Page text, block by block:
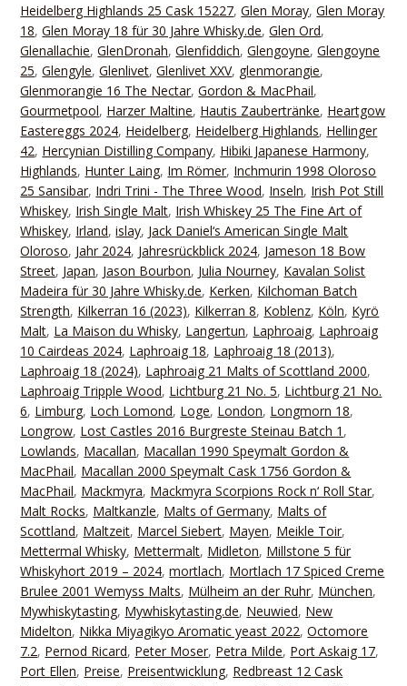
Heidelberg Highlands 25 Cask 15227,Glen Moray,Glen Moray
18,Glen Moray 18 für 30 Jahre Whisky.de,Glen Ord,
Glenallachie,GlenDronah,Glenfiddich,Glengoyne,Glengoyne
25,Glengyle,Glenlivet,Glenlivet XXV, glenmorangie,
Glenmorangie 16 The Nectar,Gordon & MacPhail,
Gourmetpool, Harzer Maltine, Hautis Zaubertränke, Heartgow
Eastereggs 2024, Heidelberg, Heidelberg Highlands, Hellinger
42, Hercynian Distilling Company, Hibiki Japanese Harmony,
Highlands, Hunter Laing, Im Römer, Inchmurin 1998 Oloroso
25 Sansibar, Indri Trini - The Three Wood, Inseln, Irish Pot Still
Whiskey, Irish Single Malt, Irish Whiskey 25 The Fine Art of
Whiskey, Irland,islay, Jack Daniel‘s American Single Malt
Oloroso, Jahr 2024, Jahresrückblick 2024, Jameson 18 Bow
Street, Japan, Jason Bourbon, Julia Nourney, Kavalan Solist
Madeira für 30 Jahre Whisky.de, Kerken, Kilchoman Batch
Strength, Kilkerran 16 (2023), Kilkerran 8, Koblenz, Köln, Kyrö
Malt, La Maison du Whisky, Langertun, Laphroaig, Laphroaig
10 Cairdeas 2024, Laphroaig 18, Laphroaig 18 (2013),
Laphroaig 18 (2024), Laphroaig 21 Malts of Scottland 2000,
Laphroaig Tripple Wood, Lichtburg 21 No. 5, Lichtburg 21 No.
6, Limburg, Loch Lomond, Loge, London, Longmorn 18,
Longrow, Lost Castles 2016 Burgreste Steinau Batch 1 ,
Lowlands, Macallan, Macallan 1990 Speymalt Gordon &
MacPhail, Macallan 2000 Speymalt Cask 1756 Gordon &
MacPhail, Mackmyra, Mackmyra Scorpions Rock n‘ Roll Star,
Malt Rocks, Maltkanzle, Malts of Germany, Malts of
Scottland, Maltzeit, Marcel Siebert, Mayen, Meikle Toir,
Mettermal Whisky, Mettermalt, Midleton, Millstone 5 für
Whiskyhort 2019 – 2024,mortlach, Mortlach 17 Spiced Creme
Brulee 2001 Wemyss Malts, Mülheim an der Ruhr, München,
Mywhiskytasting, Mywhiskytasting.de, Neuwied, New
Midelton, Nikka Miyagikyo Aromatic yeast 2022,Octomore
7.2, Pernod Ricard, Peter Moser, Petra Milde, Port Askaig 17,
Port Ellen, Preise, Preisentwicklung, Redbreast 12 Cask